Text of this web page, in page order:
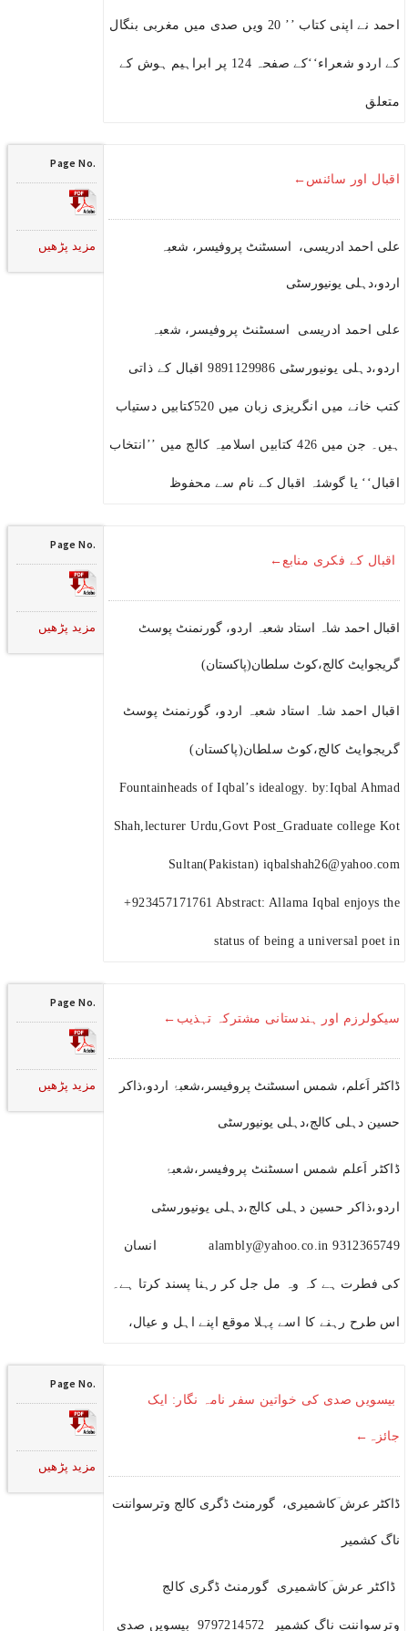
احمد نے اپنی کتاب ’’ 20 ویں صدی میں مغربی بنگال
کے اردو شعراء‘‘کے صفحہ 124 پر ابراہیم ہوش کے
متعلق
اقبال اور سائنس←
علی احمد ادریسی، اسسٹنٹ پروفیسر، شعبہ
اردو،دہلی یونیورسٹی
علی احمد ادریسی اسسٹنٹ پروفیسر، شعبہ
اردو،دہلی یونیورسٹی 9891129986 اقبال کے ذاتی
کتب خانے میں انگریزی زبان میں 520کتابیں دستیاب
ہیں۔ جن میں 426 کتابیں اسلامیہ کالج میں ’’انتخاب
اقبال‘‘ یا گوشئہ اقبال کے نام سے محفوظ
Page No.
مزید پڑھیں
اقبال کے فکری منابع←
اقبال احمد شاہ استاد شعبہ اردو، گورنمنٹ پوسٹ
گریجوایٹ کالج،کوٹ سلطان(پاکستان)
اقبال احمد شاہ استاد شعبہ اردو، گورنمنٹ پوسٹ
گریجوایٹ کالج،کوٹ سلطان(پاکستان)
Fountainheads of Iqbal’s idealogy. by:Iqbal Ahmad
Shah,lecturer Urdu,Govt Post_Graduate college Kot
Sultan(Pakistan) iqbalshah26@yahoo.com
+923457171761 Abstract: Allama Iqbal enjoys the
status of being a universal poet in
Page No.
مزید پڑھیں
سیکولرزم اور ہندستانی مشترکہ تہذیب←
ڈاکٹر اَعلم، شمس اسسٹنٹ پروفیسر،شعبۂ اردو،ذاکر
حسین دہلی کالج،دہلی یونیورسٹی
ڈاکٹر اَعلم شمس اسسٹنٹ پروفیسر،شعبۂ
اردو،ذاکر حسین دہلی کالج،دہلی یونیورسٹی
9312365749 alambly@yahoo.co.in انسان
کی فطرت ہے کہ وہ مل جل کر رہنا پسند کرتا ہے۔
اس طرح رہنے کا اسے پہلا موقع اپنے اہل و عیال،
Page No.
مزید پڑھیں
بیسویں صدی کی خواتین سفر نامہ نگار: ایک
جائزہ←
ناگ کشمیر
ڈاکٹر عرش ؔکاشمیری گورمنٹ ڈگری کالج
وترسواننت ناگ کشمیر 9797214572 بیسویں صدی
Page No.
مزید پڑھیں